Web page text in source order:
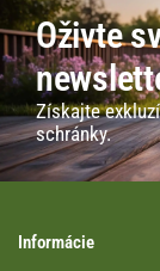
Oživte
Získajte
schránky.
Informácie